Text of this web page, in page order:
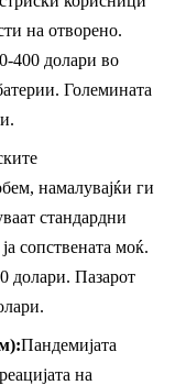
на отворено.
400 долари во
Големината
намалувајќи ги
стандардни
сопствената моќ.
долари. Пазарот
Пандемијата
на